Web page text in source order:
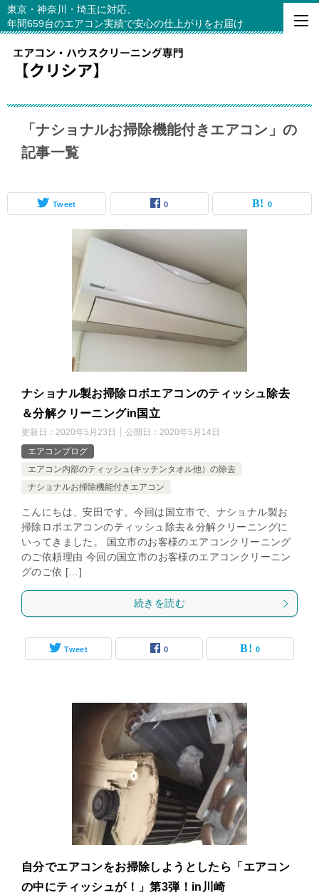
東京・神奈川・埼玉に対応、
年間659台のエアコン実績で安心の仕上がりをお届け
「ナショナルお掃除機能付きエアコン」の
記事一覧
Tweet 0 0
ナショナル製お掃除ロボエアコンのティッシュ除去
＆分解クリーニングin国立
更新日： 2020年5月23日 公開日： 2020年5月14日
エアコンブログ
エアコン内部のティッシュ(キッチンタオル他）の除去
ナショナルお掃除機能付きエアコン
こんにちは、安田です。今回は国立市で、ナショナル製お
掃除ロボエアコンのティッシュ除去＆分解クリーニングに
いってきました。 国立市のお客様のエアコンクリーニング
のご依頼理由 今回の国立市のお客様のエアコンクリーニン
グのご依 […]
続きを読む
Tweet 0 0
自分でエアコンをお掃除しようとしたら「エアコン
の中にティッシュが！」第3弾！in川崎